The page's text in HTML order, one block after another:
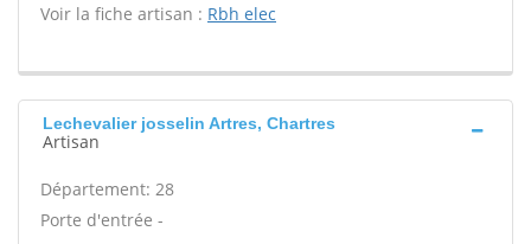
Voir la fiche artisan : Rbh elec
Lechevalier josselin Artres, Chartres
Artisan
Département: 28
Porte d'entrée -